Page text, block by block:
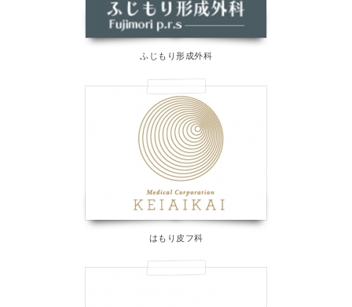
ふじもり形成外科
はもり皮フ科